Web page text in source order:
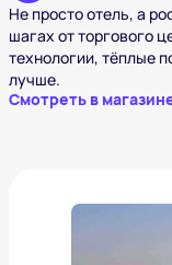
Не просто отель, а
шагах от торгового
технологии, тёплые
лучше.
Смотреть в